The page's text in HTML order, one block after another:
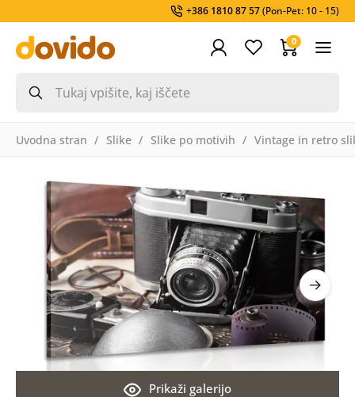
+386 1810 87 57(Pon-Pet: 10 - 15)
0
Uvodna stran Slike Slike po motivih Vintage in retro
Prikaži galerijo